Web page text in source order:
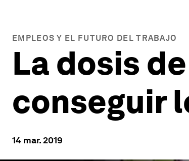
EMPLEOS Y EL FUTURO DEL TRABAJO
La dosis
conseguir
14 mar. 2019